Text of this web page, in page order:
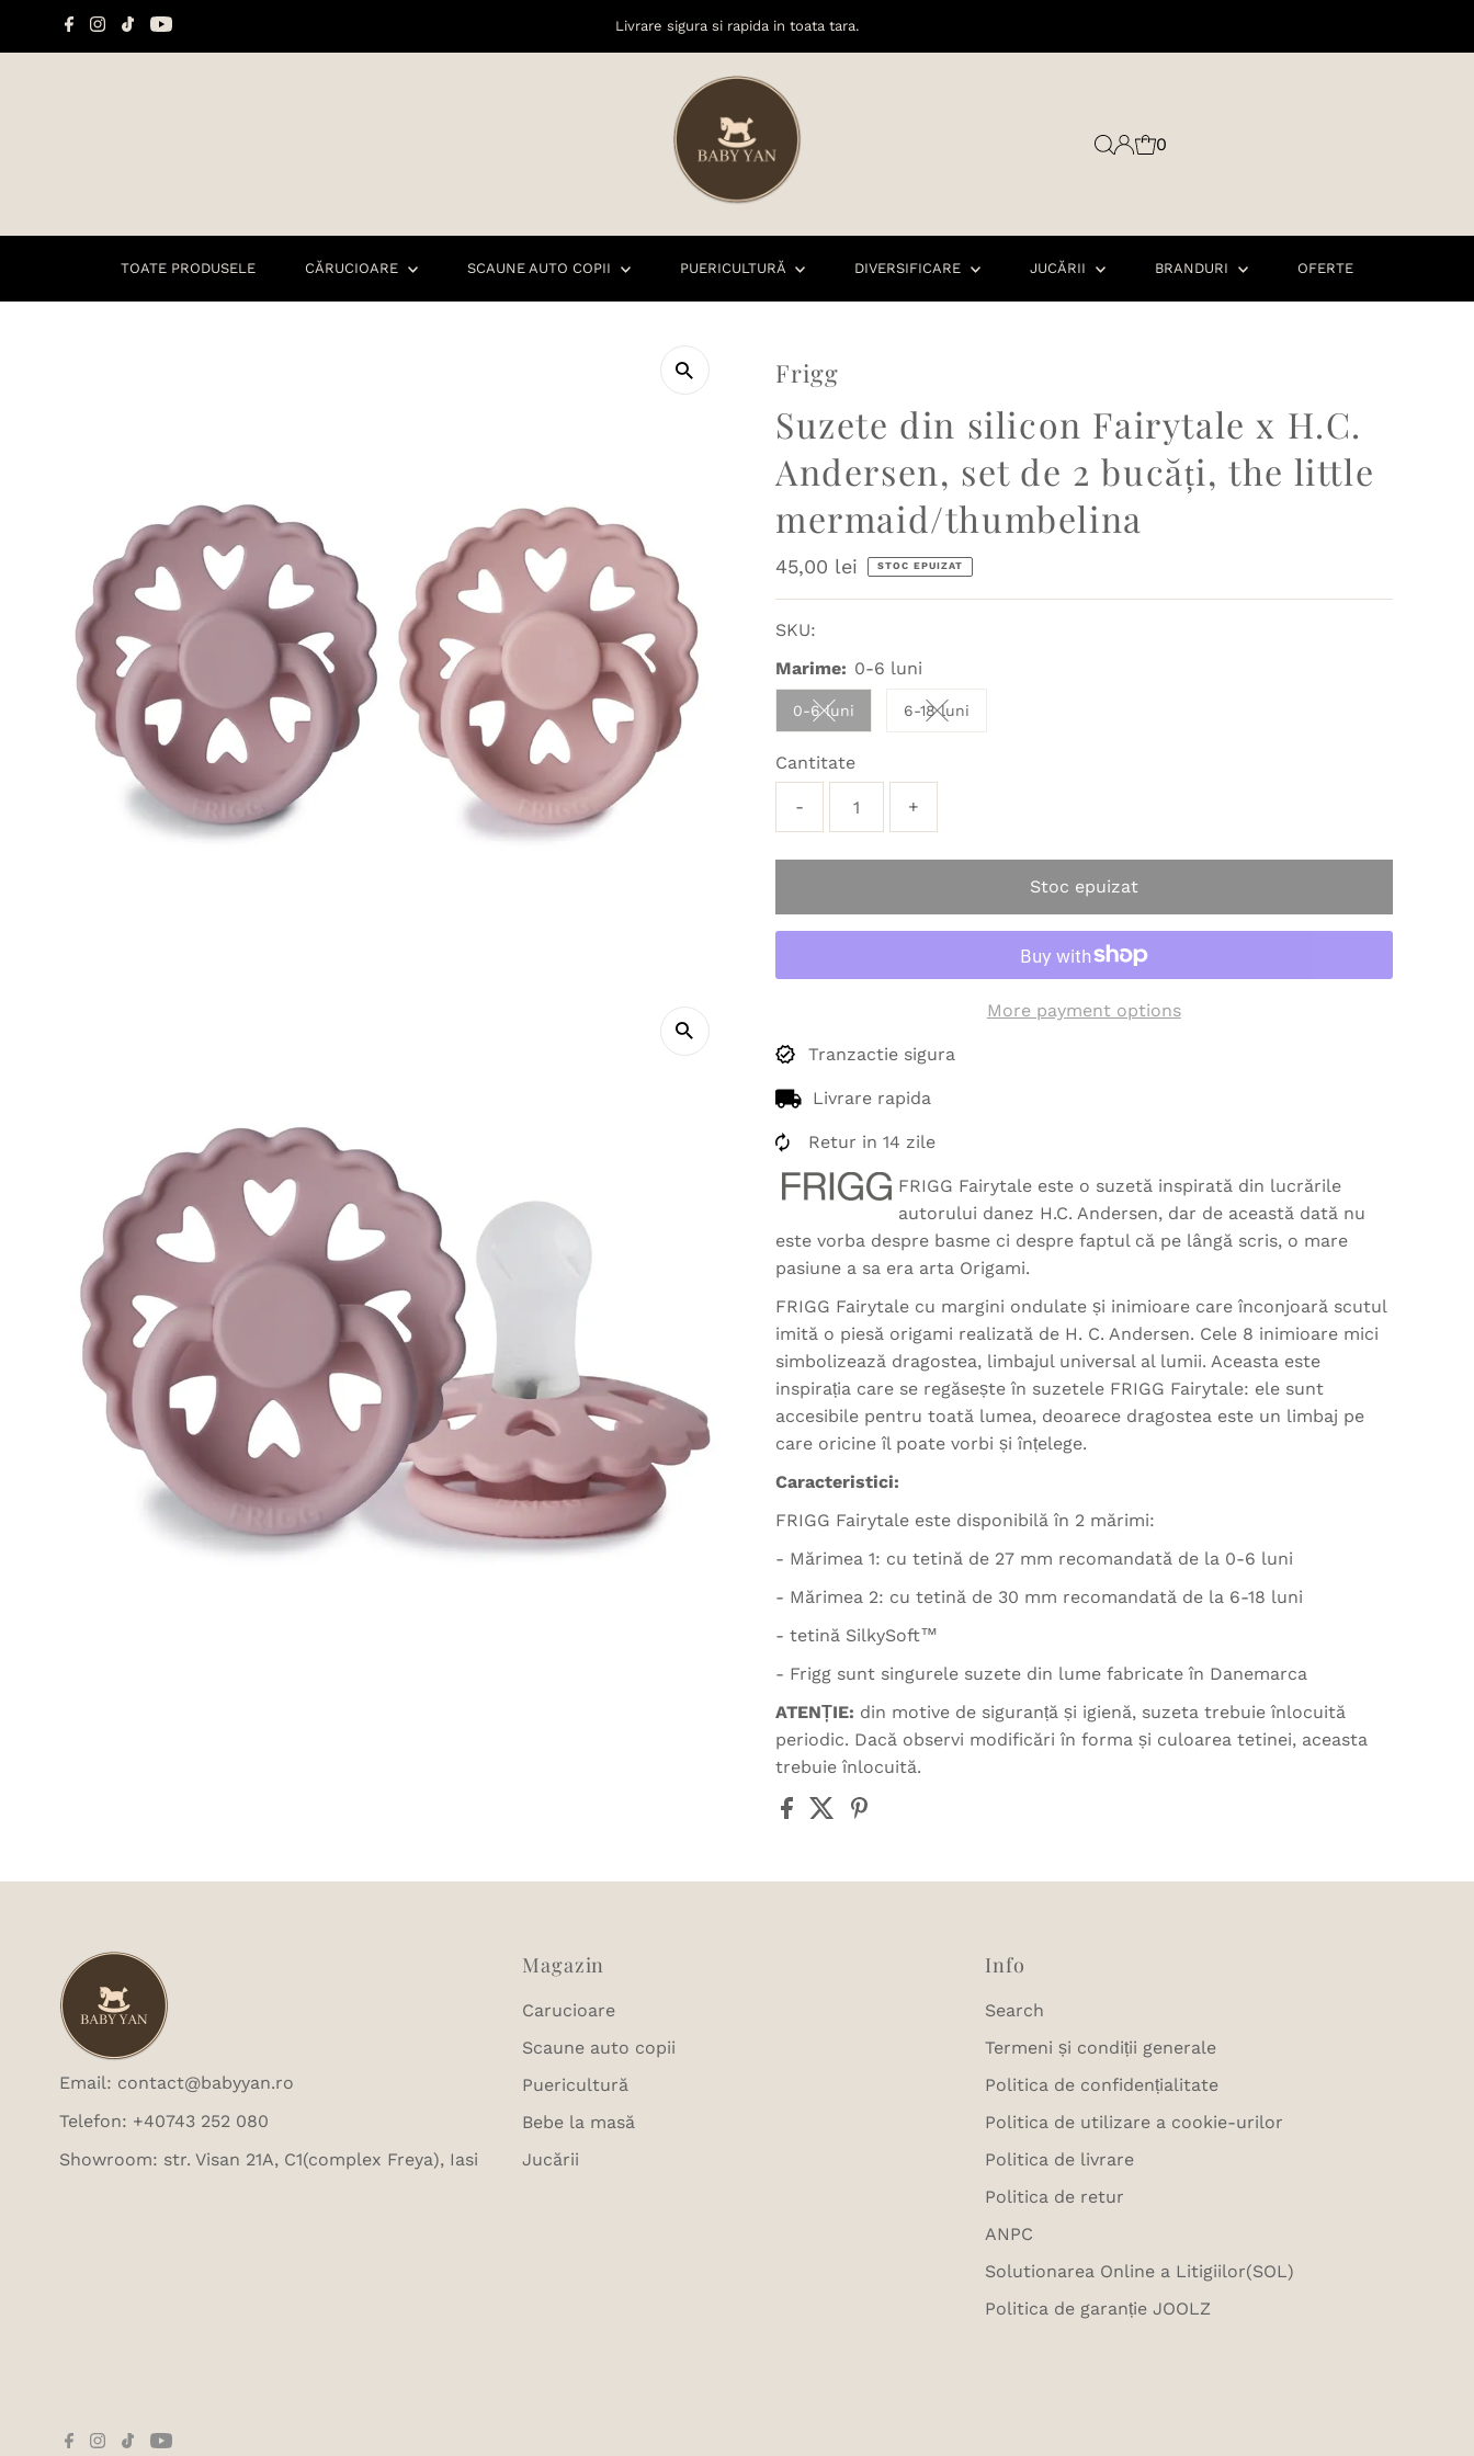
Sari la conținut Livrare sigura si rapida in toata tara.
0
TOATE PRODUSELE CĂRUCIOARE SCAUNE AUTO COPII PUERICULTURĂ DIVERSIFICARE JUCĂRII BRANDURI OFERTE
Frigg
Suzete din silicon Fairytale x H.C.
Andersen, set de 2 bucăți, the little
mermaid/thumbelina
Preț
obișnuit
45,00 lei STOC EPUIZAT
SKU:
Marime: 0-6 luni
0-6 luniVariant sold out or unavailable
6-18 luniVariant sold out or unavailable
Cantitate
- +
Stoc epuizat
More payment options
Tranzactie sigura
Livrare rapida
Retur in 14 zile
FRIGG Fairytale este o suzetă inspirată din lucrările
autorului danez H.C. Andersen, dar de această dată nu
este vorba despre basme ci despre faptul că pe lângă scris, o mare
pasiune a sa era arta Origami.
FRIGG Fairytale cu margini ondulate și inimioare care înconjoară scutul
imită o piesă origami realizată de H. C. Andersen. Cele 8 inimioare mici
simbolizează dragostea, limbajul universal al lumii. Aceasta este
inspirația care se regăsește în suzetele FRIGG Fairytale: ele sunt
accesibile pentru toată lumea, deoarece dragostea este un limbaj pe
care oricine îl poate vorbi și înțelege.
Caracteristici:
FRIGG Fairytale este disponibilă în 2 mărimi:
- Mărimea 1: cu tetină de 27 mm recomandată de la 0-6 luni
- Mărimea 2: cu tetină de 30 mm recomandată de la 6-18 luni
- tetină SilkySoft™
- Frigg sunt singurele suzete din lume fabricate în Danemarca
ATENȚIE: din motive de siguranță și igienă, suzeta trebuie înlocuită
periodic. Dacă observi modificări în forma și culoarea tetinei, aceasta
trebuie înlocuită.
Email: contact@babyyan.ro
Telefon: +40743 252 080
Showroom: str. Visan 21A, C1(complex Freya), Iasi
Magazin
Carucioare
Scaune auto copii
Puericultură
Bebe la masă
Jucării
Info
Search
Termeni și condiții generale
Politica de confidențialitate
Politica de utilizare a cookie-urilor
Politica de livrare
Politica de retur
ANPC
Solutionarea Online a Litigiilor(SOL)
Politica de garanție JOOLZ